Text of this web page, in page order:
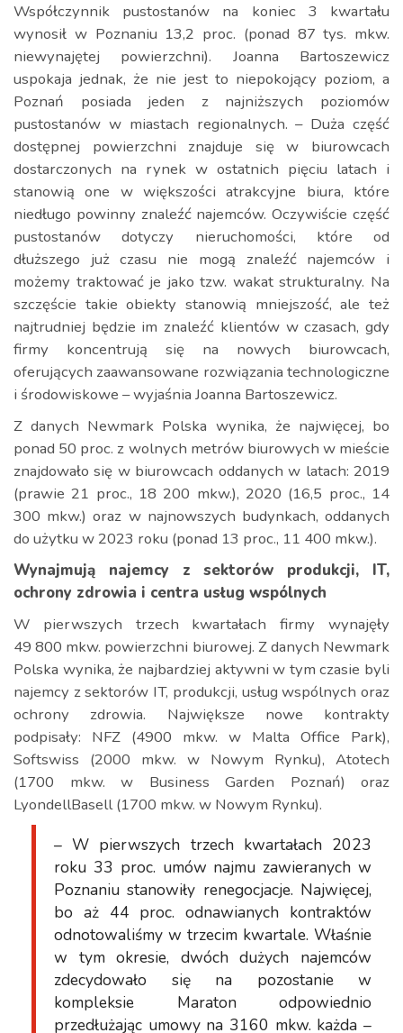
Współczynnik pustostanów na koniec 3 kwartału
wynosił w Poznaniu 13,2 proc. (ponad 87 tys. mkw.
niewynajętej powierzchni). Joanna Bartoszewicz
uspokaja jednak, że nie jest to niepokojący poziom, a
Poznań posiada jeden z najniższych poziomów
pustostanów w miastach regionalnych. – Duża część
dostępnej powierzchni znajduje się w biurowcach
dostarczonych na rynek w ostatnich pięciu latach i
stanowią one w większości atrakcyjne biura, które
niedługo powinny znaleźć najemców. Oczywiście część
pustostanów dotyczy nieruchomości, które od
dłuższego już czasu nie mogą znaleźć najemców i
możemy traktować je jako tzw. wakat strukturalny. Na
szczęście takie obiekty stanowią mniejszość, ale też
najtrudniej będzie im znaleźć klientów w czasach, gdy
firmy koncentrują się na nowych biurowcach,
oferujących zaawansowane rozwiązania technologiczne
i środowiskowe – wyjaśnia Joanna Bartoszewicz.
Z danych Newmark Polska wynika, że najwięcej, bo
ponad 50 proc. z wolnych metrów biurowych w mieście
znajdowało się w biurowcach oddanych w latach: 2019
(prawie 21 proc., 18 200 mkw.), 2020 (16,5 proc., 14
300 mkw.) oraz w najnowszych budynkach, oddanych
do użytku w 2023 roku (ponad 13 proc., 11 400 mkw.).
Wynajmują najemcy z sektorów produkcji, IT,
ochrony zdrowia i centra usług wspólnych
W pierwszych trzech kwartałach firmy wynajęły
49 800 mkw. powierzchni biurowej. Z danych Newmark
Polska wynika, że najbardziej aktywni w tym czasie byli
najemcy z sektorów IT, produkcji, usług wspólnych oraz
ochrony zdrowia. Największe nowe kontrakty
podpisały: NFZ (4900 mkw. w Malta Office Park),
Softswiss (2000 mkw. w Nowym Rynku), Atotech
(1700 mkw. w Business Garden Poznań) oraz
LyondellBasell (1700 mkw. w Nowym Rynku).
– W pierwszych trzech kwartałach 2023
roku 33 proc. umów najmu zawieranych w
Poznaniu stanowiły renegocjacje. Najwięcej,
bo aż 44 proc. odnawianych kontraktów
odnotowaliśmy w trzecim kwartale. Właśnie
w tym okresie, dwóch dużych najemców
zdecydowało się na pozostanie w
kompleksie Maraton odpowiednio
przedłużając umowy na 3160 mkw. każda –